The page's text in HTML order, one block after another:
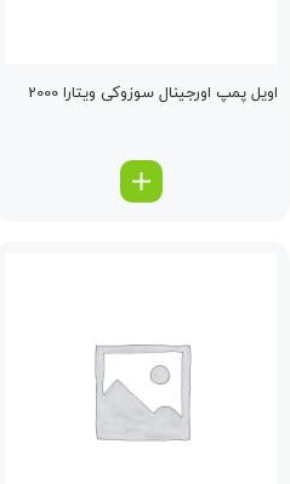
اویل پمپ اورجینال سوزوکی ویتارا 2000